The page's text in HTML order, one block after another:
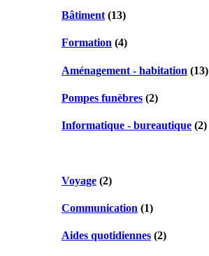
Bâtiment (13)
Formation (4)
Aménagement - habitation (13)
Pompes funèbres (2)
Informatique - bureautique (2)
Voyage (2)
Communication (1)
Aides quotidiennes (2)